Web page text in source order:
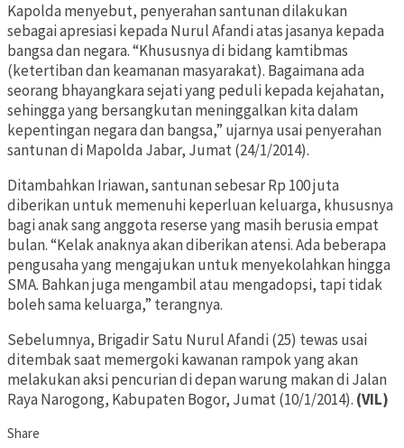
Kapolda menyebut, penyerahan santunan dilakukan
sebagai apresiasi kepada Nurul Afandi atas jasanya kepada
bangsa dan negara. “Khususnya di bidang kamtibmas
(ketertiban dan keamanan masyarakat). Bagaimana ada
seorang bhayangkara sejati yang peduli kepada kejahatan,
sehingga yang bersangkutan meninggalkan kita dalam
kepentingan negara dan bangsa,” ujarnya usai penyerahan
santunan di Mapolda Jabar, Jumat (24/1/2014).
Ditambahkan Iriawan, santunan sebesar Rp 100 juta
diberikan untuk memenuhi keperluan keluarga, khususnya
bagi anak sang anggota reserse yang masih berusia empat
bulan. “Kelak anaknya akan diberikan atensi. Ada beberapa
pengusaha yang mengajukan untuk menyekolahkan hingga
SMA. Bahkan juga mengambil atau mengadopsi, tapi tidak
boleh sama keluarga,” terangnya.
Sebelumnya, Brigadir Satu Nurul Afandi (25) tewas usai
ditembak saat memergoki kawanan rampok yang akan
melakukan aksi pencurian di depan warung makan di Jalan
Raya Narogong, Kabupaten Bogor, Jumat (10/1/2014). (VIL)
Share